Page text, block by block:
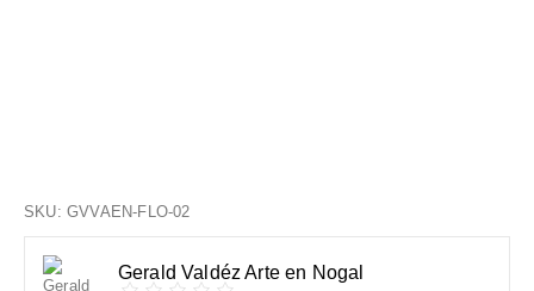
SKU: GVVAEN-FLO-02
Gerald Valdéz Arte en Nogal